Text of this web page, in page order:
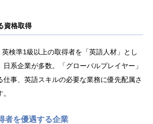
資格取得
検準1級以上の取得者を「英語人材」とし
系企業が多数。「グローバルプレイヤー」
仕事、英語スキルの必要な業務に優先配属さ
者を優遇する企業